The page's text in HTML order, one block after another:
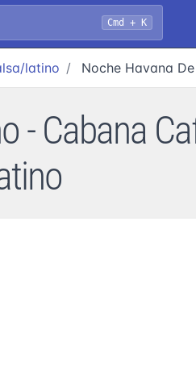
Cmd + K
latino Noche Havana
- Cabana